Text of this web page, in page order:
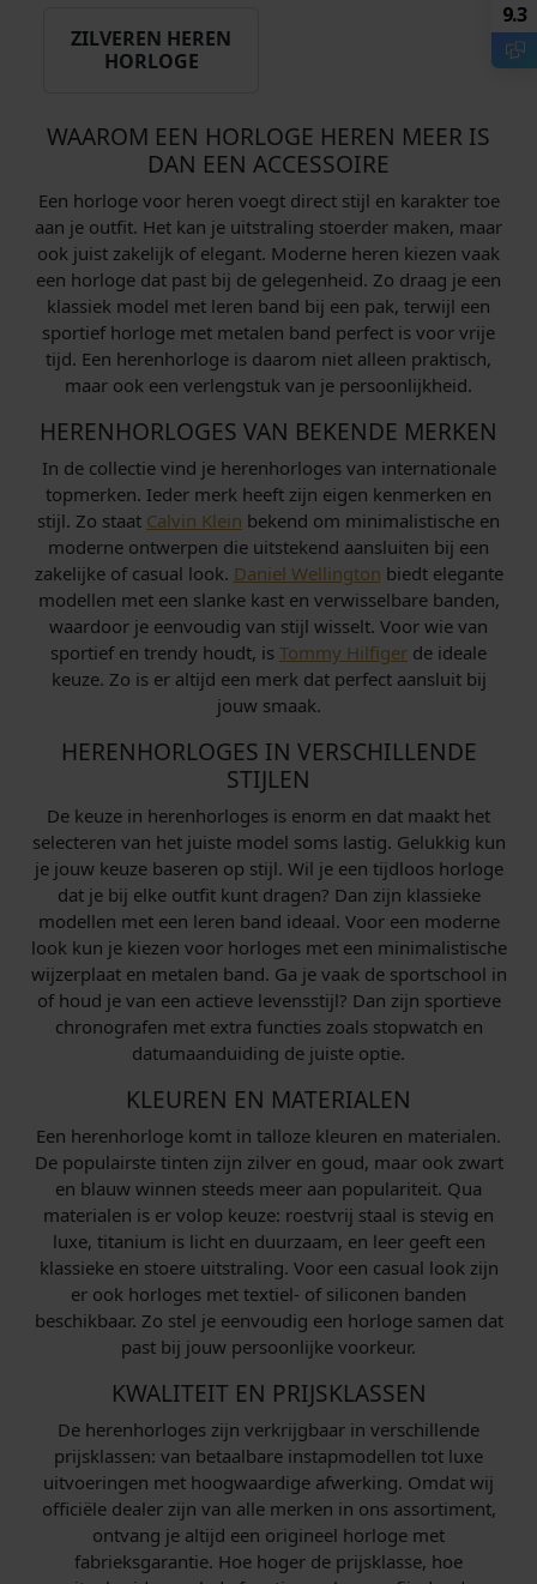
ZILVEREN HEREN
HORLOGE
WAAROM EEN HORLOGE HEREN MEER IS
DAN EEN ACCESSOIRE
Een horloge voor heren voegt direct stijl en karakter toe
aan je outfit. Het kan je uitstraling stoerder maken, maar
ook juist zakelijk of elegant. Moderne heren kiezen vaak
een horloge dat past bij de gelegenheid. Zo draag je een
klassiek model met leren band bij een pak, terwijl een
sportief horloge met metalen band perfect is voor vrije
tijd. Een herenhorloge is daarom niet alleen praktisch,
maar ook een verlengstuk van je persoonlijkheid.
HERENHORLOGES VAN BEKENDE MERKEN
In de collectie vind je herenhorloges van internationale
topmerken. Ieder merk heeft zijn eigen kenmerken en
stijl. Zo staat Calvin Klein bekend om minimalistische en
moderne ontwerpen die uitstekend aansluiten bij een
zakelijke of casual look. Daniel Wellington biedt elegante
modellen met een slanke kast en verwisselbare banden,
waardoor je eenvoudig van stijl wisselt. Voor wie van
sportief en trendy houdt, is Tommy Hilfiger de ideale
keuze. Zo is er altijd een merk dat perfect aansluit bij
jouw smaak.
HERENHORLOGES IN VERSCHILLENDE
STIJLEN
De keuze in herenhorloges is enorm en dat maakt het
selecteren van het juiste model soms lastig. Gelukkig kun
je jouw keuze baseren op stijl. Wil je een tijdloos horloge
dat je bij elke outfit kunt dragen? Dan zijn klassieke
modellen met een leren band ideaal. Voor een moderne
look kun je kiezen voor horloges met een minimalistische
wijzerplaat en metalen band. Ga je vaak de sportschool in
of houd je van een actieve levensstijl? Dan zijn sportieve
chronografen met extra functies zoals stopwatch en
datumaanduiding de juiste optie.
KLEUREN EN MATERIALEN
Een herenhorloge komt in talloze kleuren en materialen.
De populairste tinten zijn zilver en goud, maar ook zwart
en blauw winnen steeds meer aan populariteit. Qua
materialen is er volop keuze: roestvrij staal is stevig en
luxe, titanium is licht en duurzaam, en leer geeft een
klassieke en stoere uitstraling. Voor een casual look zijn
er ook horloges met textiel- of siliconen banden
beschikbaar. Zo stel je eenvoudig een horloge samen dat
past bij jouw persoonlijke voorkeur.
KWALITEIT EN PRIJSKLASSEN
De herenhorloges zijn verkrijgbaar in verschillende
prijsklassen: van betaalbare instapmodellen tot luxe
uitvoeringen met hoogwaardige afwerking. Omdat wij
officiële dealer zijn van alle merken in ons assortiment,
ontvang je altijd een origineel horloge met
fabrieksgarantie. Hoe hoger de prijsklasse, hoe
9.3